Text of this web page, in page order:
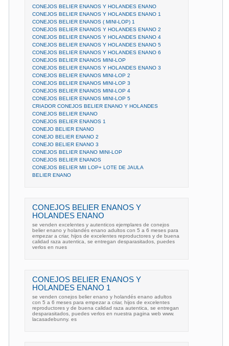
CONEJOS BELIER ENANOS Y HOLANDES ENANO
CONEJOS BELIER ENANOS Y HOLANDES ENANO 1
CONEJOS BELIER ENANOS ( MINI-LOP) 1
CONEJOS BELIER ENANOS Y HOLANDES ENANO 2
CONEJOS BELIER ENANOS Y HOLANDES ENANO 4
CONEJOS BELIER ENANOS Y HOLANDES ENANO 5
CONEJOS BELIER ENANOS Y HOLANDES ENANO 6
CONEJOS BELIER ENANOS MINI-LOP
CONEJOS BELIER ENANOS Y HOLANDES ENANO 3
CONEJOS BELIER ENANOS MINI-LOP 2
CONEJOS BELIER ENANOS MINI-LOP 3
CONEJOS BELIER ENANOS MINI-LOP 4
CONEJOS BELIER ENANOS MINI-LOP 5
CRIADOR CONEJOS BELIER ENANO Y HOLANDES
CONEJOS BELIER ENANO
CONEJOS BELIER ENANOS 1
CONEJO BELIER ENANO
CONEJO BELIER ENANO 2
CONEJO BELIER ENANO 3
CONEJOS BELIER ENANO MINI-LOP
CONEJOS BELIER ENANOS
CONEJOS BELIER MII LOP+ LOTE DE JAULA
BELIER ENANO
CONEJOS BELIER ENANOS Y
HOLANDES ENANO
se venden excelentes y autenticos ejemplares de conejos
belier enano y holandés enano adultos con 5 a 6 meses para
empezar a criar, hijos de excelentes reproductores y de buena
calidad raza autentica, se entregan desparasitados, puedes
verlos en nues
CONEJOS BELIER ENANOS Y
HOLANDES ENANO 1
se venden conejos belier enano y holandés enano adultos
con 5 a 6 meses para empezar a criar, hijos de excelentes
reproductores y de buena calidad raza autentica, se entregan
desparasitados, puedes verlos en nuestra pagina web www.
lacasadebunny. es